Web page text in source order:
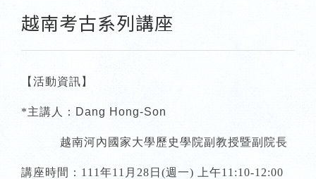
越南考古系列講座
【活動資訊】
*主講人： Dang Hong-Son
越南河內國家大學歷史學院副教授暨副院長
講座時間：111年11月28日(週一) 上午11:10-12:00